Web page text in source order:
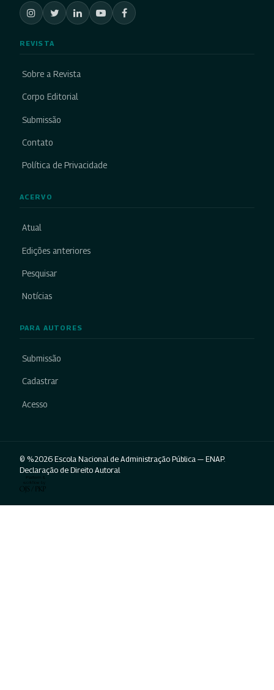
REVISTA
Sobre a Revista
Corpo Editorial
Submissão
Contato
Política de Privacidade
ACERVO
Atual
Edições anteriores
Pesquisar
Notícias
PARA AUTORES
Submissão
Cadastrar
Acesso
© %2026 Escola Nacional de Administração Pública — ENAP.
Declaração de Direito Autoral